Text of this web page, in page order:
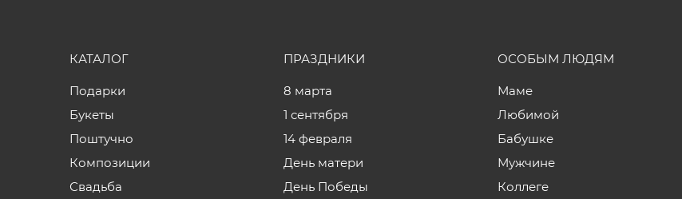
КАТАЛОГ
Подарки
Букеты
Поштучно
Композиции
Свадьба
ПРАЗДНИКИ
8 марта
1 сентября
14 февраля
День матери
День Победы
ОСОБЫМ ЛЮДЯМ
Маме
Любимой
Бабушке
Мужчине
Коллеге